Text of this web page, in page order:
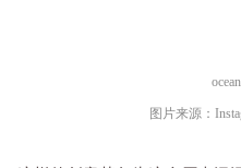
图片来源：